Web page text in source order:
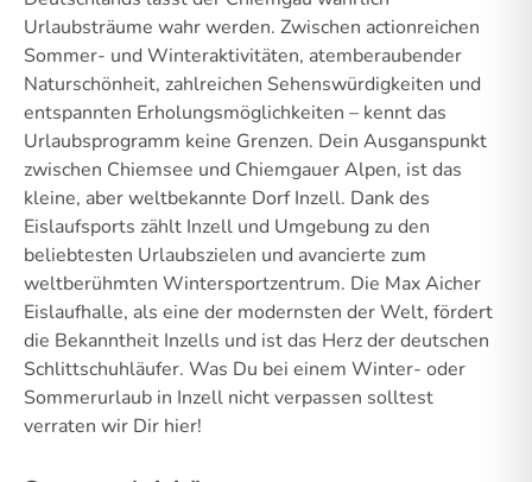
Urlaubsträume wahr werden. Zwischen actionreichen
Sommer- und Winteraktivitäten, atemberaubender
Naturschönheit, zahlreichen Sehenswürdigkeiten und
entspannten Erholungsmöglichkeiten – kennt das
Urlaubsprogramm keine Grenzen. Dein Ausganspunkt
zwischen Chiemsee und Chiemgauer Alpen, ist das
kleine, aber weltbekannte Dorf Inzell. Dank des
Eislaufsports zählt Inzell und Umgebung zu den
beliebtesten Urlaubszielen und avancierte zum
weltberühmten Wintersportzentrum. Die Max Aicher
Eislaufhalle, als eine der modernsten der Welt, fördert
die Bekanntheit Inzells und ist das Herz der deutschen
Schlittschuhläufer. Was Du bei einem Winter- oder
Sommerurlaub in Inzell nicht verpassen solltest
verraten wir Dir hier!